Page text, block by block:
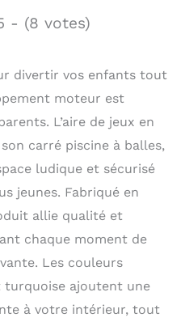
- (8 votes)
divertir vos enfants tout
moteur est
L’aire de jeux en
carré piscine à balles,
ludique et sécurisé
jeunes. Fabriqué en
allie qualité et
chaque moment de
Les couleurs
turquoise ajoutent une
à votre intérieur, tout